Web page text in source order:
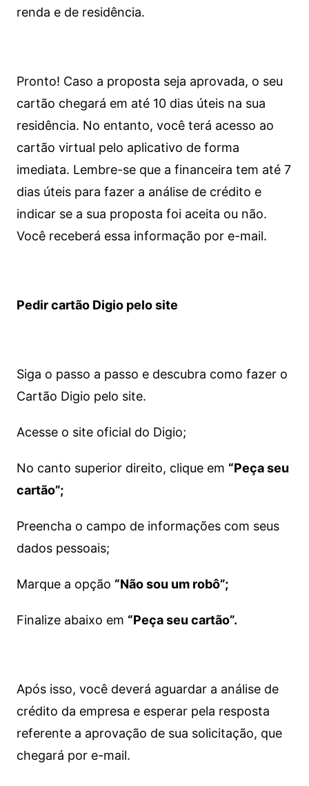
renda e de residência.
Pronto! Caso a proposta seja aprovada, o seu
cartão chegará em até 10 dias úteis na sua
residência. No entanto, você terá acesso ao
cartão virtual pelo aplicativo de forma
imediata. Lembre-se que a financeira tem até 7
dias úteis para fazer a análise de crédito e
indicar se a sua proposta foi aceita ou não.
Você receberá essa informação por e-mail.
Pedir cartão Digio pelo site
Siga o passo a passo e descubra como fazer o
Cartão Digio pelo site.
Acesse o site oficial do Digio;
No canto superior direito, clique em “Peça seu
cartão”;
Preencha o campo de informações com seus
dados pessoais;
Marque a opção “Não sou um robô”;
Finalize abaixo em “Peça seu cartão”.
Após isso, você deverá aguardar a análise de
crédito da empresa e esperar pela resposta
referente a aprovação de sua solicitação, que
chegará por e-mail.